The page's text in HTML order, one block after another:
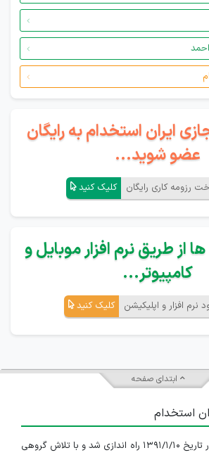
ایران استخدام به رایگان
عضو شوید...
رزومه کاری رایگان کلیک کنید
از طریق نرم افزار موبایل و
کامپیوتر...
نرم افزار و اپلیکیشن کلیک کنید
ابتدای صفحه
استخدام
سایت ایران استخدام در تاریخ ۱۳۹۱/۱/۱۰ راه اندازی شد و با تلاش گروهی